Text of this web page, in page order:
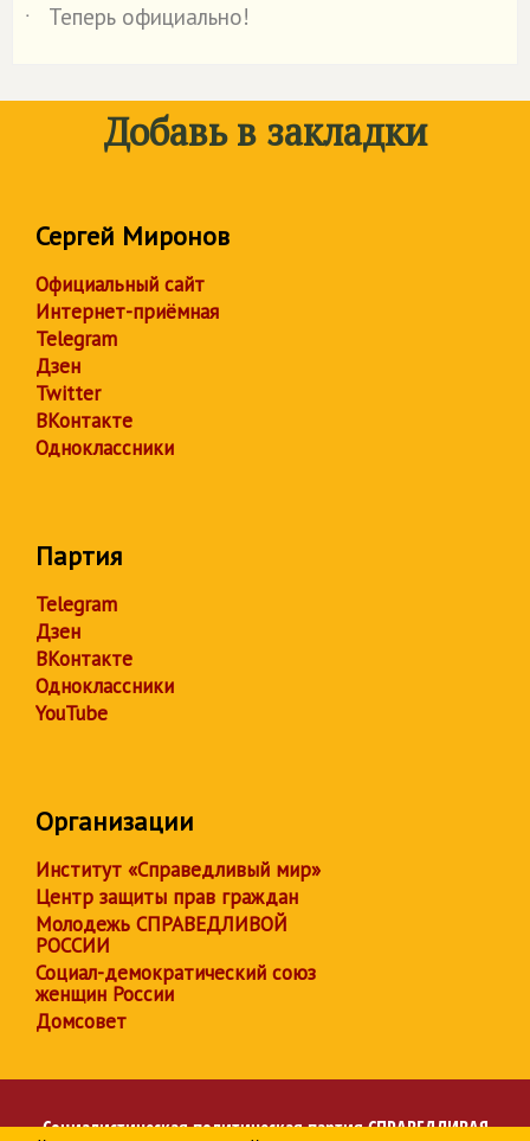
˙
Теперь официально!
Добавь в закладки
Сергей Миронов
Официальный сайт
Интернет-приёмная
Telegram
Дзен
Twitter
ВКонтакте
Одноклассники
Партия
Telegram
Дзен
ВКонтакте
Одноклассники
YouTube
Организации
Институт «Справедливый мир»
Центр защиты прав граждан
Молодежь СПРАВЕДЛИВОЙ
РОССИИ
Социал-демократический союз
женщин России
Домсовет
Социалистическая политическая партияСПРАВЕДЛИВАЯ